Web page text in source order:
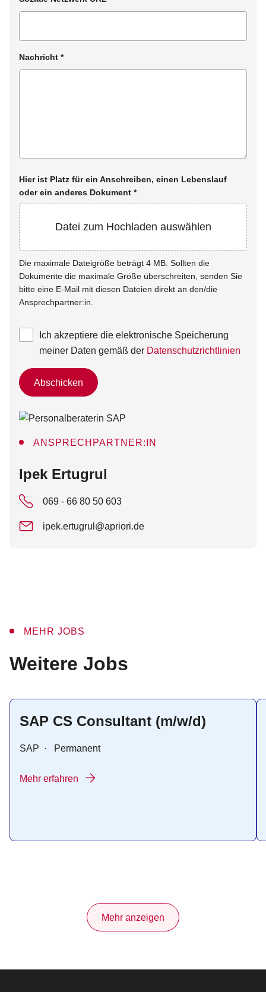
Nachricht *
Hier ist Platz für ein Anschreiben, einen Lebenslauf
oder ein anderes Dokument *
Datei zum Hochladen auswählen
Die maximale Dateigröße beträgt 4 MB. Sollten die
Dokumente die maximale Größe überschreiten, senden Sie
bitte eine E-Mail mit diesen Dateien direkt an den/die
Ansprechpartner:in.
Ich akzeptiere die elektronische Speicherung
meiner Daten gemäß der Datenschutzrichtlinien
Abschicken
ANSPRECHPARTNER:IN
:Ipek Ertugrul
069 - 66 80 50 603
ipek.ertugrul@apriori.de
MEHR JOBS
:
Weitere Jobs
SAP CS Consultant (m/w/d)
SAP · Permanent
Mehr erfahren
Mehr anzeigen